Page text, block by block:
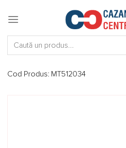
Cod Produs: MT512034